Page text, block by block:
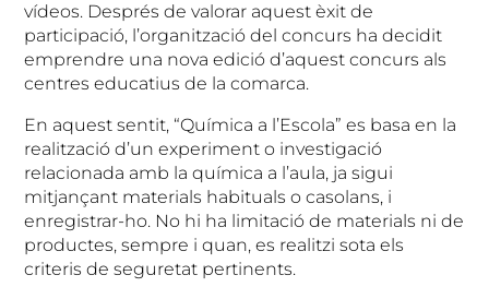
vídeos. Després de valorar aquest èxit de
participació, l’organització del concurs ha decidit
emprendre una nova edició d’aquest concurs als
centres educatius de la comarca.
En aquest sentit, “Química a l’Escola” es basa en la
realització d’un experiment o investigació
relacionada amb la química a l’aula, ja sigui
mitjançant materials habituals o casolans, i
enregistrar-ho. No hi ha limitació de materials ni de
productes, sempre i quan, es realitzi sota els
criteris de seguretat pertinents.